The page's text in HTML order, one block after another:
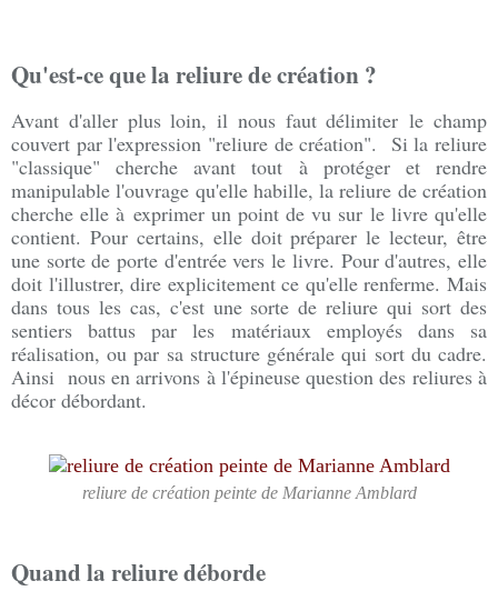
Qu'est-ce que la reliure de création ?
Avant d'aller plus loin, il nous faut délimiter le champ
couvert par l'expression "reliure de création". Si la reliure
"classique" cherche avant tout à protéger et rendre
manipulable l'ouvrage qu'elle habille, la reliure de création
cherche elle à exprimer un point de vu sur le livre qu'elle
contient. Pour certains, elle doit préparer le lecteur, être
une sorte de porte d'entrée vers le livre. Pour d'autres, elle
doit l'illustrer, dire explicitement ce qu'elle renferme. Mais
dans tous les cas, c'est une sorte de reliure qui sort des
sentiers battus par les matériaux employés dans sa
réalisation, ou par sa structure générale qui sort du cadre.
Ainsi nous en arrivons à l'épineuse question des reliures à
décor débordant.
reliure de création peinte de Marianne Amblard
Quand la reliure déborde